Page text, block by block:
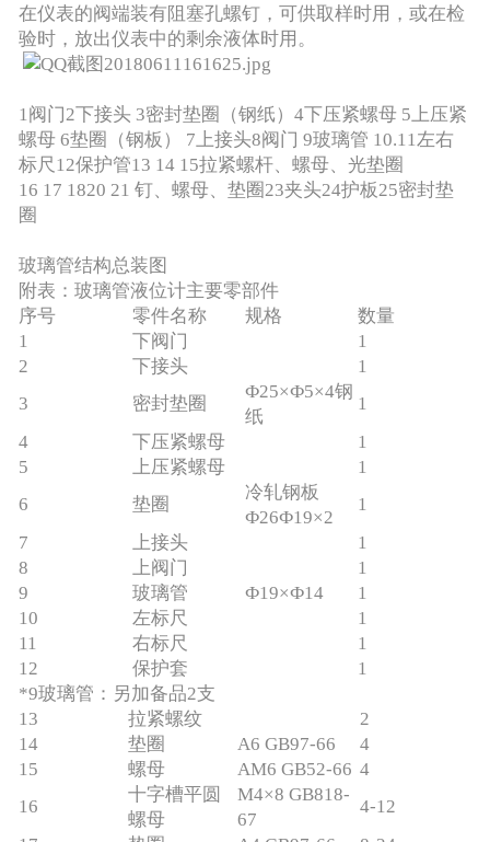
在仪表的阀端装有阻塞孔螺钉，可供取样时用，或在检
验时，放出仪表中的剩余液体时用。
1阀门2下接头 3密封垫圈（钢纸）4下压紧螺母 5上压紧
螺母 6垫圈（钢板） 7上接头8阀门 9玻璃管 10.11左右
标尺12保护管13 14 15拉紧螺杆、螺母、光垫圈
16 17 1820 21 钉、螺母、垫圈23夹头24护板25密封垫
圈
玻璃管结构总装图
附表：玻璃管液位计主要零部件
序号
零件名称 规格
数量
1
下阀门
1
2
下接头
1
3
密封垫圈
Ф25×Ф5×4钢
纸
1
4
下压紧螺母
1
5
上压紧螺母
1
6
垫圈
冷轧钢板
Ф26Ф19×2
1
7
上接头
1
8
上阀门
1
9
玻璃管 Ф19×Ф14
1
10
左标尺
1
11
右标尺
1
12
保护套
1
*9玻璃管：另加备品2支
13
拉紧螺纹
2
14
垫圈 A6 GB97-66
4
15
螺母 AM6 GB52-66 4
16
十字槽平圆
螺母
M4×8 GB818-
67
4-12